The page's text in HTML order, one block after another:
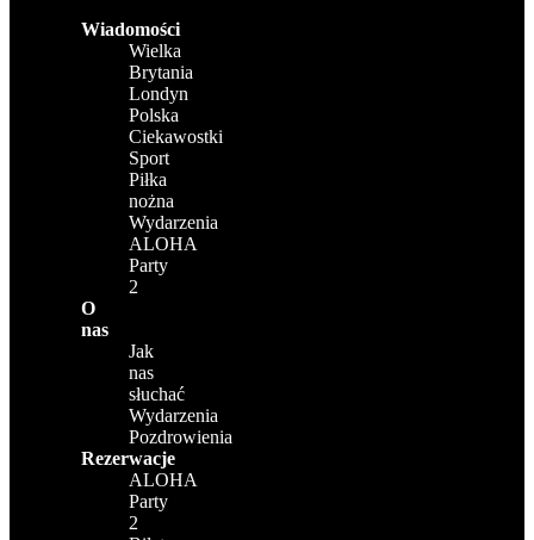
Wiadomości
Wielka
Brytania
Londyn
Polska
Ciekawostki
Sport
Piłka
nożna
Wydarzenia
ALOHA
Party
2
O
nas
Jak
nas
słuchać
Wydarzenia
Pozdrowienia
Rezerwacje
ALOHA
Party
2